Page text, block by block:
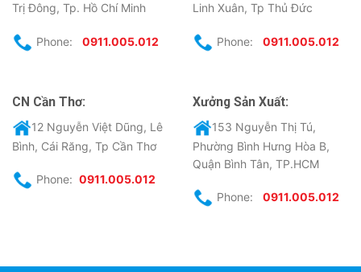
Trị Đông, Tp. Hồ Chí Minh
Phone: 0911.005.012
Linh Xuân, Tp Thủ Đức
Phone: 0911.005.012
CN Cần Thơ:
12 Nguyễn Việt Dũng, Lê
Bình, Cái Răng, Tp Cần Thơ
Phone: 0911.005.012
Xưởng Sản Xuất:
153 Nguyễn Thị Tú,
Phường Bình Hưng Hòa B,
Quận Bình Tân, TP.HCM
Phone: 0911.005.012